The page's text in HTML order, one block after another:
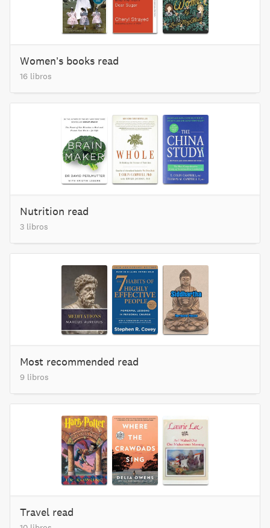
Women’s books read
16 libros
Nutrition read
3 libros
Most recommended read
9 libros
Travel read